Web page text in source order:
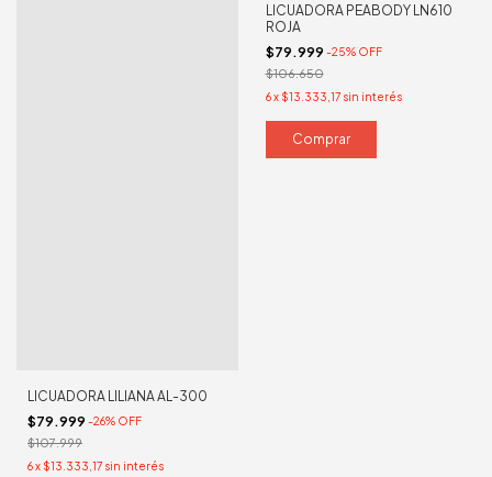
LICUADORA LILIANA AL-300
$79.999 -26% OFF
$107.999
6x $13.333,17 sin interés
LICUADORA PEABODY LN610
ROJA
$79.999 -25% OFF
$106.650
6 x $13.333,17 sin interés